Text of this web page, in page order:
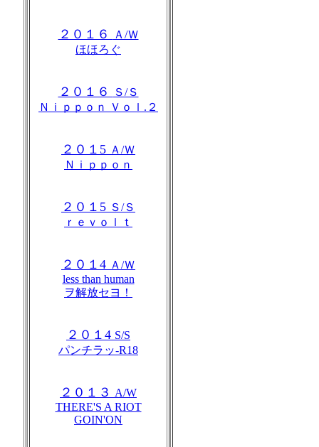
２０１６
Ａ/Ｗ
ほほろぐ
２０１６
Ｓ/Ｓ
Ｎｉｐｐｏｎ Ｖｏｌ.２
２０１5 Ａ/Ｗ
Ｎｉｐｐｏｎ
２０１5 Ｓ/Ｓ
ｒｅｖｏｌｔ
２０１4 Ａ/Ｗ
less than human
ヲ解放セヨ！
２０１4 S/S
パンチラッ-R18
２０１３ A/W
THERE'S A RIOT
GOIN'ON